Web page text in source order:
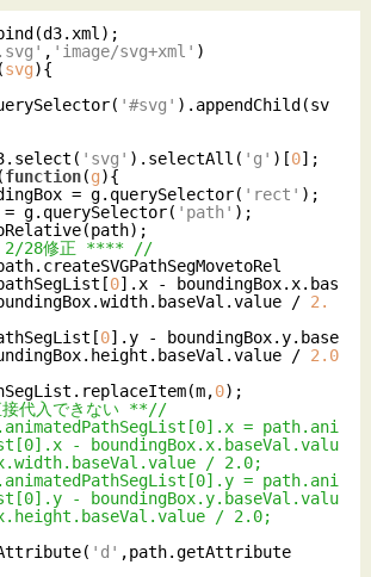
, 'image/svg+xml' )
svg){
'#svg' ).appendChild(sv
'svg' ).selectAll( 'g' )[0];
function(g){
= g.querySelector( 'rect' );
g.querySelector( 'path' );
28修正 **** //
0].x - boundingBox.x.bas
/ 2.
0].y - boundingBox.y.base
/ 2.0
0);
代入できない **//
= path.ani
- boundingBox.x.baseVal.valu
/ 2.0;
= path.ani
- boundingBox.y.baseVal.valu
/ 2.0;
'd' ,path.getAttribute